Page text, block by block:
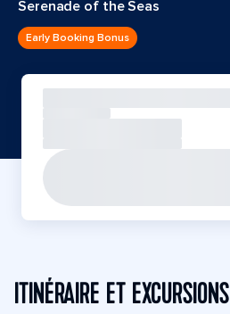
Serenade of the Seas
Early Booking Bonus
ITINÉRAIRE ET EXCURSIONS